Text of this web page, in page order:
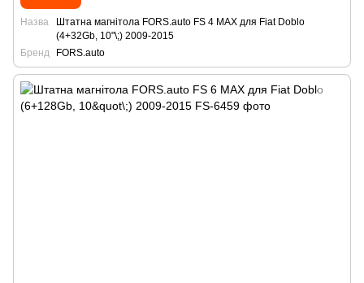
Назва
Штатна магнітола FORS.auto FS 4 MAX для Fiat Doblo
(4+32Gb, 10"\;) 2009-2015
Бренд
FORS.auto